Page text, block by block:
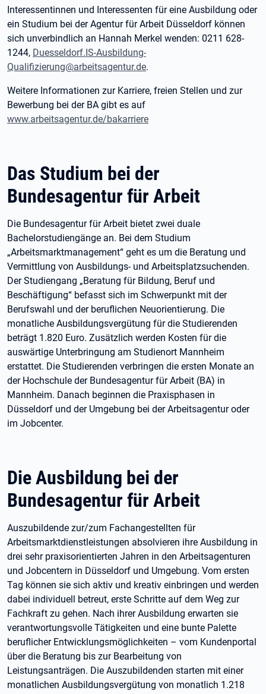
Interessentinnen und Interessenten für eine Ausbildung oder
ein Studium bei der Agentur für Arbeit Düsseldorf können
sich unverbindlich an Hannah Merkel wenden: 0211 628-
1244, Duesseldorf.IS-Ausbildung-
Qualifizierung@arbeitsagentur.de.
Weitere Informationen zur Karriere, freien Stellen und zur
Bewerbung bei der BA gibt es auf
www.arbeitsagentur.de/bakarriere
Das Studium bei der
Bundesagentur für Arbeit
Die Bundesagentur für Arbeit bietet zwei duale
Bachelorstudiengänge an. Bei dem Studium
„Arbeitsmarktmanagement“ geht es um die Beratung und
Vermittlung von Ausbildungs- und Arbeitsplatzsuchenden.
Der Studiengang „Beratung für Bildung, Beruf und
Beschäftigung“ befasst sich im Schwerpunkt mit der
Berufswahl und der beruflichen Neuorientierung. Die
monatliche Ausbildungsvergütung für die Studierenden
beträgt 1.820 Euro. Zusätzlich werden Kosten für die
auswärtige Unterbringung am Studienort Mannheim
erstattet. Die Studierenden verbringen die ersten Monate an
der Hochschule der Bundesagentur für Arbeit (BA) in
Mannheim. Danach beginnen die Praxisphasen in
Düsseldorf und der Umgebung bei der Arbeitsagentur oder
im Jobcenter.
Die Ausbildung bei der
Bundesagentur für Arbeit
Auszubildende zur/zum Fachangestellten für
Arbeitsmarktdienstleistungen absolvieren ihre Ausbildung in
drei sehr praxisorientierten Jahren in den Arbeitsagenturen
und Jobcentern in Düsseldorf und Umgebung. Vom ersten
Tag können sie sich aktiv und kreativ einbringen und werden
dabei individuell betreut, erste Schritte auf dem Weg zur
Fachkraft zu gehen. Nach ihrer Ausbildung erwarten sie
verantwortungsvolle Tätigkeiten und eine bunte Palette
beruflicher Entwicklungsmöglichkeiten – vom Kundenportal
über die Beratung bis zur Bearbeitung von
Leistungsanträgen. Die Auszubildenden starten mit einer
monatlichen Ausbildungsvergütung von monatlich 1.218